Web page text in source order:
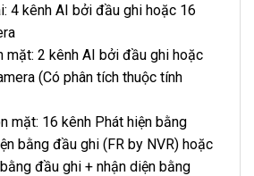
4 kênh AI bởi đầu ghi hoặc 16
mặt: 2 kênh AI bởi đầu ghi hoặc
(Có phân tích thuộc tính
mặt: 16 kênh Phát hiện bằng
bằng đầu ghi (FR by NVR) hoặc
đầu ghi + nhận diện bằng